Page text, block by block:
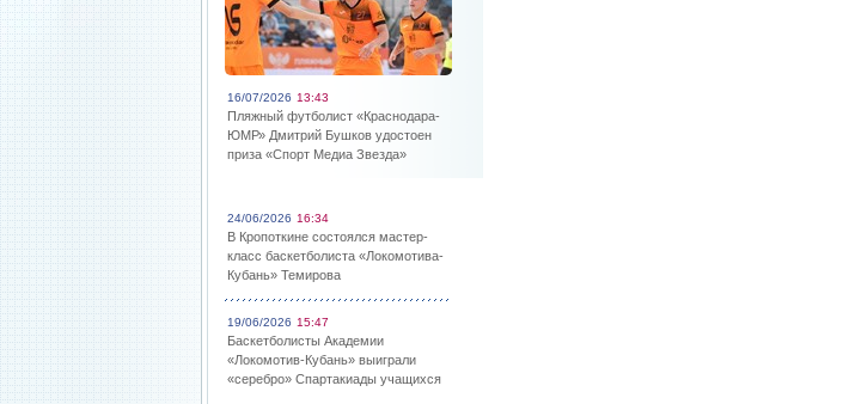
16/07/2026 13:43
Пляжный футболист «Краснодара-
ЮМР» Дмитрий Бушков удостоен
приза «Спорт Медиа Звезда»
24/06/2026 16:34
В Кропоткине состоялся мастер-
класс баскетболиста «Локомотива-
Кубань» Темирова
19/06/2026 15:47
Баскетболисты Академии
«Локомотив-Кубань» выиграли
«серебро» Спартакиады учащихся